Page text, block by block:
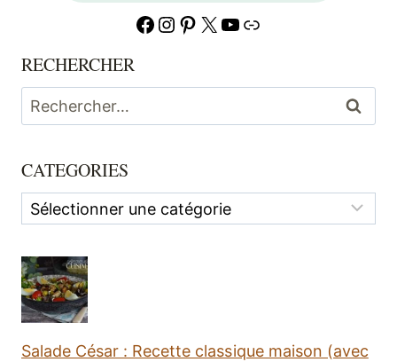
Facebook
Instagram
Pinterest
X YouTube
Lien
RECHERCHER
Rechercher :
CATEGORIES
Categories
Salade César : Recette classique maison (avec